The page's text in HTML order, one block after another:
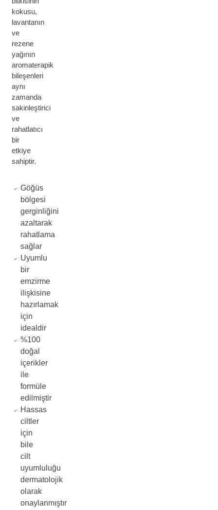
kokusu,
lavantanın
ve
rezene
yağının
aromaterapik
bileşenleri
aynı
zamanda
sakinleştirici
ve
rahatlatıcı
bir
etkiye
sahiptir.
Göğüs
bölgesi
gerginliğini
azaltarak
rahatlama
sağlar
Uyumlu
bir
emzirme
ilişkisine
hazırlamak
için
idealdir
%100
doğal
içerikler
ile
formüle
edilmiştir
Hassas
ciltler
için
bile
cilt
uyumluluğu
dermatolojik
olarak
onaylanmıştır